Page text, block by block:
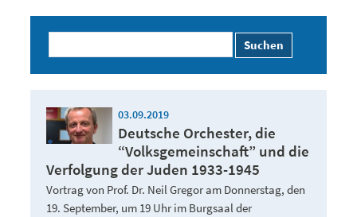
Suchen
03.09.2019
Deutsche Orchester, die
“Volksgemeinschaft” und die
Verfolgung der Juden 1933-1945
Vortrag von Prof. Dr. Neil Gregor am Donnerstag, den
19. September, um 19 Uhr im Burgsaal der